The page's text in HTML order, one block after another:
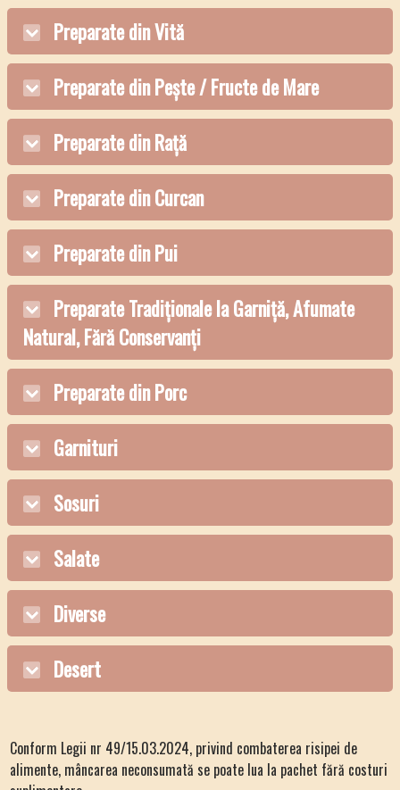
Preparate din Vită
Preparate din Pește / Fructe de Mare
Preparate din Rață
Preparate din Curcan
Preparate din Pui
Preparate Tradiționale la Garniță, Afumate
Natural, Fără Conservanți
Preparate din Porc
Garnituri
Sosuri
Salate
Diverse
Desert
Conform Legii nr 49/15.03.2024, privind combaterea risipei de
alimente, mâncarea neconsumată se poate lua la pachet fără costuri